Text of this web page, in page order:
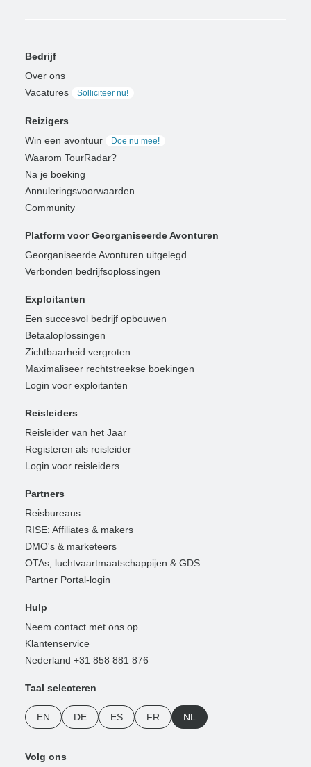
Bedrijf
Over ons
Vacatures
Solliciteer nu!
Reizigers
Win een avontuur
Doe nu mee!
Waarom TourRadar?
Na je boeking
Annuleringsvoorwaarden
Community
Platform voor Georganiseerde Avonturen
Georganiseerde Avonturen uitgelegd
Verbonden bedrijfsoplossingen
Exploitanten
Een succesvol bedrijf opbouwen
Betaaloplossingen
Zichtbaarheid vergroten
Maximaliseer rechtstreekse boekingen
Login voor exploitanten
Reisleiders
Reisleider van het Jaar
Registeren als reisleider
Login voor reisleiders
Partners
Reisbureaus
RISE: Affiliates & makers
DMO's & marketeers
OTAs, luchtvaartmaatschappijen & GDS
Partner Portal-login
Hulp
Neem contact met ons op
Klantenservice
Nederland +31 858 881 876
Taal selecteren
EN DE ES FR NL
Volg ons